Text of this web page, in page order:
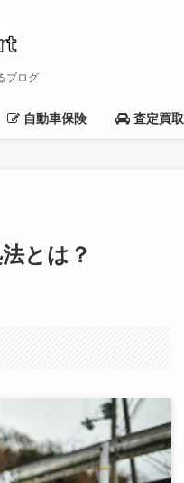
ブログ
自動車保険 査定買取
とは？